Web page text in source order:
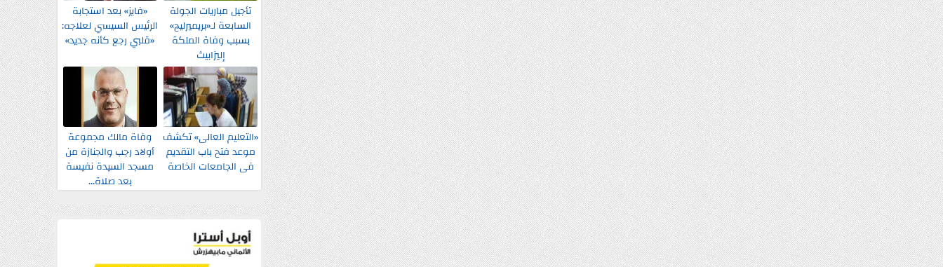
تأجيل مباريات الجولة
السابعة لـ«بريميرليج»
بسبب وفاة الملكة
إليزابيث
«فايز» بعد استجابة
الرئيس السيسي لعلاجه:
«قلبي رجع كأنه جديد»
«التعليم العالى» تكشف
موعد فتح باب التقديم
فى الجامعات الخاصة
وفاة مالك مجموعة
أولاد رجب والجنازة من
مسجد السيدة نفيسة
بعد صلاة...